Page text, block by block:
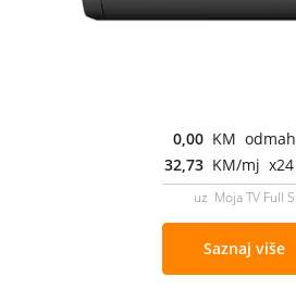
0,00 KM odmah
32,73 KM/mj x24
uz Moja TV Full S
Saznaj više